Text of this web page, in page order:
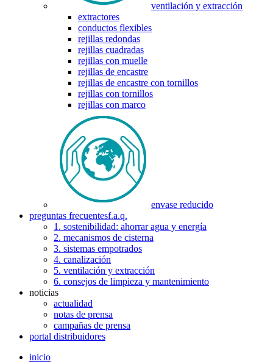
ventilación y extracción
extractores
conductos flexibles
rejillas redondas
rejillas cuadradas
rejillas con muelle
rejillas de encastre
rejillas de encastre con tornillos
rejillas con tornillos
rejillas con marco
envase reducido
preguntas frecuentesf.a.q.
1. sostenibilidad: ahorrar agua y energía
2. mecanismos de cisterna
3. sistemas empotrados
4. canalización
5. ventilación y extracción
6. consejos de limpieza y mantenimiento
noticias
actualidad
notas de prensa
campañas de prensa
portal distribuidores
inicio